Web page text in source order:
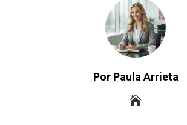
Por Paula Arrieta